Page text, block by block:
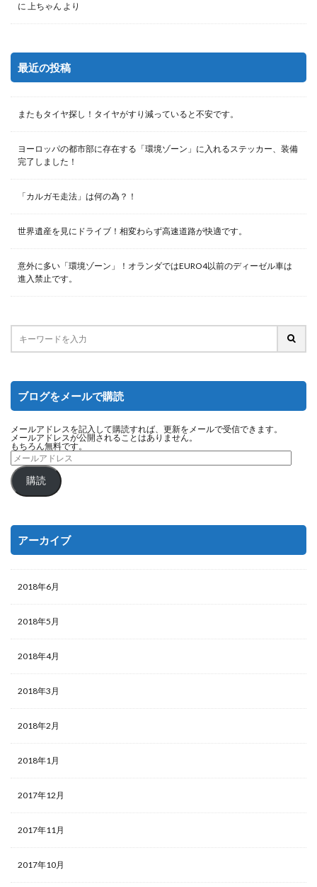
に 上ちゃん より
最近の投稿
またもタイヤ探し！タイヤがすり減っていると不安です。
ヨーロッパの都市部に存在する「環境ゾーン」に入れるステッカー、装備
完了しました！
「カルガモ走法」は何の為？！
世界遺産を見にドライブ！相変わらず高速道路が快適です。
意外に多い「環境ゾーン」！オランダではEURO4以前のディーゼル車は
進入禁止です。
ブログをメールで購読
メールアドレスを記入して購読すれば、更新をメールで受信できます。
メールアドレスが公開されることはありません。
もちろん無料です。
購読
アーカイブ
2018年6月
2018年5月
2018年4月
2018年3月
2018年2月
2018年1月
2017年12月
2017年11月
2017年10月